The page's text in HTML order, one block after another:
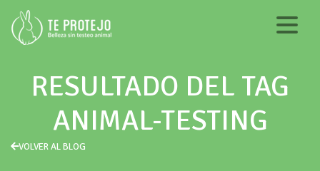
RESULTADO DEL TAG
ANIMAL-TESTING
VOLVER AL BLOG